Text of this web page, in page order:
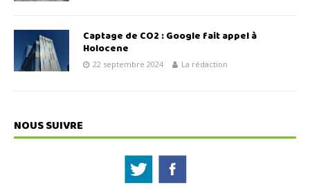
Captage de CO2 : Google fait appel à
Holocene
22 septembre 2024 La rédaction
NOUS SUIVRE